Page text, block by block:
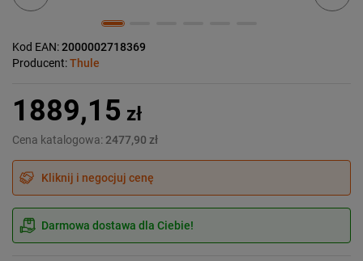
Kod EAN:2000002718369
Producent:Thule
1889,15 zł
Cena katalogowa: 2477,90 zł
Kliknij i negocjuj cenę
Darmowa dostawa dla Ciebie!